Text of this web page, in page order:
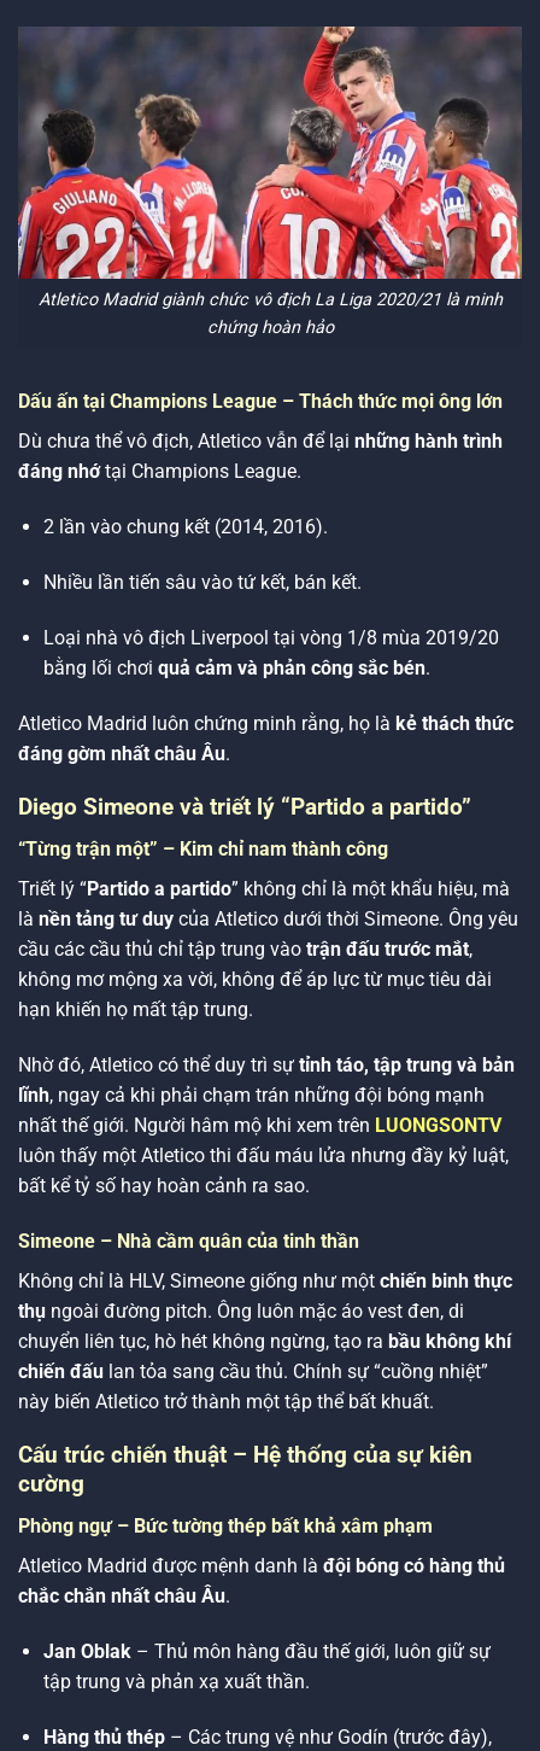
Atletico Madrid giành chức vô địch La Liga 2020/21 là minh
chứng hoàn hảo
Dấu ấn tại Champions League – Thách thức mọi ông lớn
Dù chưa thể vô địch, Atletico vẫn để lại những hành trình
đáng nhớtại Champions League.
2 lần vào chung kết (2014, 2016).
Nhiều lần tiến sâu vào tứ kết, bán kết.
Loại nhà vô địch Liverpool tại vòng 1/8 mùa 2019/20
bằng lối chơi quả cảm và phản công sắc bén.
Atletico Madrid luôn chứng minh rằng, họ là kẻ thách thức
đáng gờm nhất châu Âu.
Diego Simeone và triết lý “Partido a partido”
“Từng trận một” – Kim chỉ nam thành công
Triết lý “Partido a partido” không chỉ là một khẩu hiệu, mà
là nền tảng tư duy của Atletico dưới thời Simeone. Ông yêu
cầu các cầu thủ chỉ tập trung vào trận đấu trước mắt,
không mơ mộng xa vời, không để áp lực từ mục tiêu dài
hạn khiến họ mất tập trung.
Nhờ đó, Atletico có thể duy trì sự tỉnh táo, tập trung và bản
lĩnh, ngay cả khi phải chạm trán những đội bóng mạnh
nhất thế giới. Người hâm mộ khi xem trên LUONGSONTV
luôn thấy một Atletico thi đấu máu lửa nhưng đầy kỷ luật,
bất kể tỷ số hay hoàn cảnh ra sao.
Simeone – Nhà cầm quân của tinh thần
Không chỉ là HLV, Simeone giống như một chiến binh thực
thụ ngoài đường pitch. Ông luôn mặc áo vest đen, di
chuyển liên tục, hò hét không ngừng, tạo ra bầu không khí
chiến đấu lan tỏa sang cầu thủ. Chính sự “cuồng nhiệt”
này biến Atletico trở thành một tập thể bất khuất.
Cấu trúc chiến thuật – Hệ thống của sự kiên
cường
Phòng ngự – Bức tường thép bất khả xâm phạm
Atletico Madrid được mệnh danh là đội bóng có hàng thủ
chắc chắn nhất châu Âu.
Jan Oblak– Thủ môn hàng đầu thế giới, luôn giữ sự
tập trung và phản xạ xuất thần.
Hàng thủ thép– Các trung vệ như Godín (trước đây),